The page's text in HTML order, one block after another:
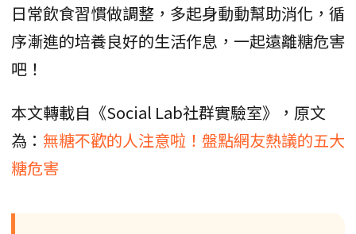
日常飲食習慣做調整，多起身動動幫助消化，循
序漸進的培養良好的生活作息，一起遠離糖危害
吧！
本文轉載自《Social Lab社群實驗室》，原文
為： 無糖不歡的人注意啦！盤點網友熱議的五大
糖危害